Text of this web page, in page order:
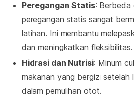
Peregangan Statis: Berbeda
peregangan statis sangat
latihan. Ini membantu
dan meningkatkan fleksibilitas.
Hidrasi dan Nutrisi: Minum
makanan yang bergizi setelah
dalam pemulihan otot.